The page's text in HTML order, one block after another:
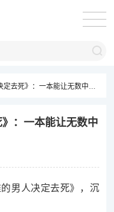
》：一本能让无数中年人破防的书
》：一本能让无数中
男人决定去死》，沉